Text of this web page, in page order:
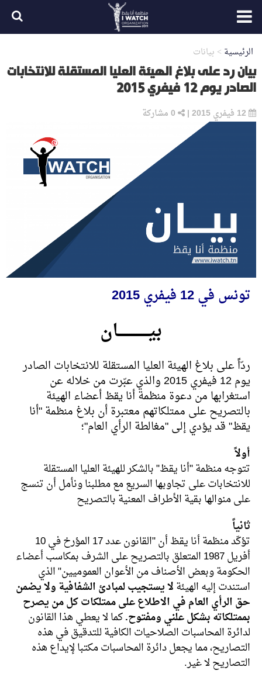
الرئيسية > بيانات
بيان رد على بلاغ الهيئة العليا المستقلة للانتخابات
الصادر يوم 12 فيفري 2015
|
0مشاركة
تونس في 12 فيفري 2015
بيـــــــــــــان
ردّاً على بلاغ الهيئة العليا المستقلة للانتخابات الصادر
يوم 12 فيفري 2015 والذي عبّرت من خلاله عن
استغرابها من دعوة منظمة أنا يقظ أعضاء الهيئة
بالتصريح على ممتلكاتهم معتبرة أن بلاغ منظمة "أنا
يقظ" قد يؤدي إلى "مغالطة الرأي العام"؛
أولاً
تتوجه منظمة "أنا يقظ" بالشكر للهيئة العليا المستقلة
للانتخابات على تجاوبها السريع مع مطلبنا ونأمل أن تنسج
على منوالها بقية الأطراف المعنية بالتصريح
ثانياً
تؤكّد منظمة أنا يقظ أن "القانون عدد 17 المؤرخ في 10
أفريل 1987 المتعلق بالتصريح على الشرف بمكاسب أعضاء
الحكومة وبعض الأصناف من الأعوان العموميين" الذي
استندت إليه الهيئةلا يستجيب لمبادئ الشفافية ولا يضمن
حق الرأي العام في الاطلاع على ممتلكات كل من يصرح
بممتلكاته بشكل علني ومفتوح.كما لا يعطي هذا القانون
لدائرة المحاسبات الصلاحيات الكافية للتدقيق في هذه
التصاريح، مما يجعل دائرة المحاسبات مكتبا لإيداع هذه
التصاريح لا غير.